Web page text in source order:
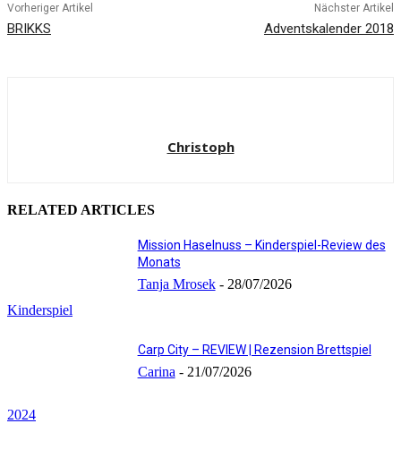
Vorheriger Artikel
BRIKKS
Nächster Artikel
Adventskalender 2018
Christoph
RELATED ARTICLES
Kinderspiel
Mission Haselnuss – Kinderspiel-Review des
Monats
Tanja Mrosek - 28/07/2026
2024
Carp City – REVIEW | Rezension Brettspiel
Carina - 21/07/2026